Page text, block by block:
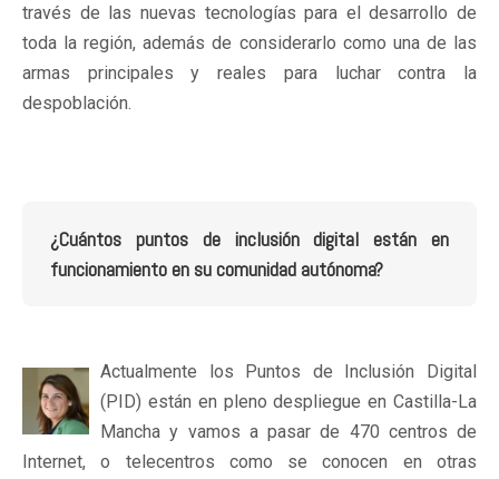
través de las nuevas tecnologías para el desarrollo de
toda la región, además de considerarlo como una de las
armas principales y reales para luchar contra la
despoblación.
¿Cuántos puntos de inclusión digital están en
funcionamiento en su comunidad autónoma?
Actualmente los Puntos de Inclusión Digital
(PID) están en pleno despliegue en Castilla-La
Mancha y vamos a pasar de 470 centros de
Internet, o telecentros como se conocen en otras